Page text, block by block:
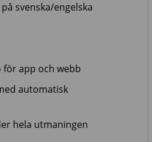
svenska/engelska
app och webb
automatisk
hela utmaningen